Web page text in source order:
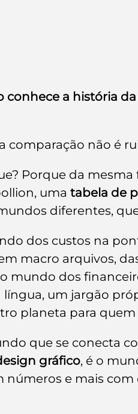
conhece a história
comparação não é
Porque da
uma tabela de
diferentes,
dos custos na
macro arquivos,
o mundo dos
um jargão
planeta para
que se conecta
gráfico, é o
números e mais